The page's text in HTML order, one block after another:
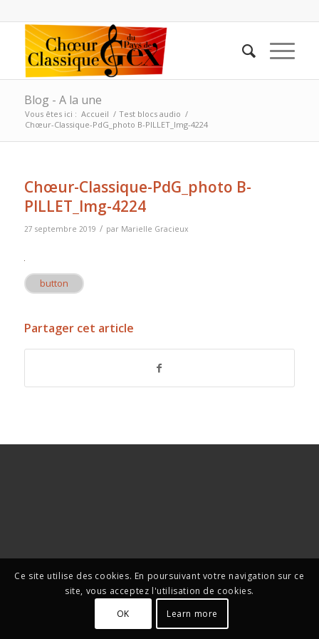
Blog - A la une
Vous êtes ici : Accueil / Test blocs audio /
Chœur-Classique-PdG_photo B-PILLET_Img-4224
Chœur-Classique-PdG_photo B-
PILLET_Img-4224
27 septembre 2019 / par Marielle Gracieux
button
Partager cet article
Ce site utilise des cookies. En poursuivant votre navigation sur ce
site, vous acceptez l'utilisation de cookies.
OK
Learn more